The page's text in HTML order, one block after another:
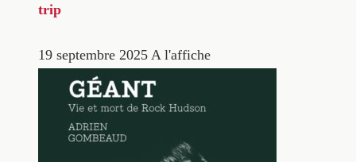
trip
19 septembre 2025 A l'affiche